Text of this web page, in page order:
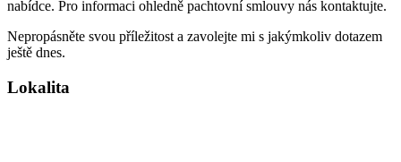
nabídce. Pro informaci ohledně pachtovní smlouvy nás kontaktujte.
Nepropásněte svou příležitost a zavolejte mi s jakýmkoliv dotazem
ještě dnes.
Lokalita